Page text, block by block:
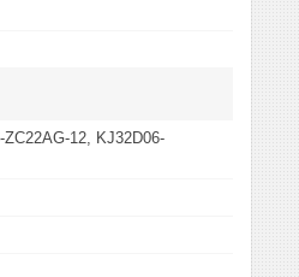
12, KJ32D06-